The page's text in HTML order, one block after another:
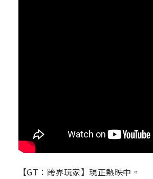
【GT：跨界玩家】現正熱映中。